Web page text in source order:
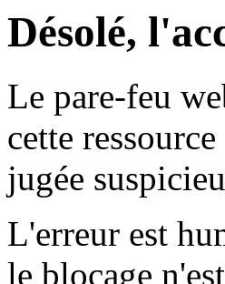
Désolé,
Le pare-feu
cette
jugée
L'erreur est
le blocage